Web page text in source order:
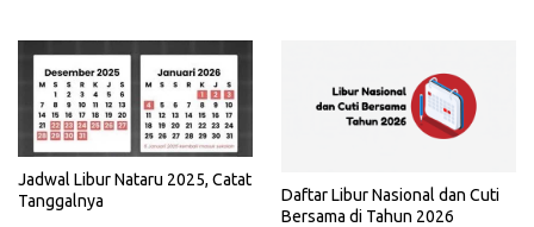
Jadwal Libur Nataru 2025, Catat
Tanggalnya
Daftar Libur Nasional dan Cuti
Bersama di Tahun 2026